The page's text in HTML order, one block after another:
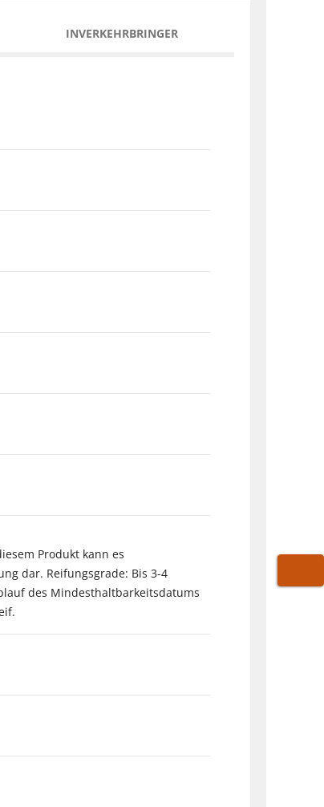
INVERKEHRBRINGER
Produkt kann es
dar. Reifungsgrade: Bis 3-4
des Mindesthaltbarkeitsdatums